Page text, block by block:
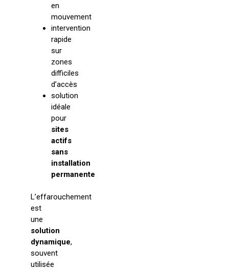
en
mouvement
intervention
rapide
sur
zones
difficiles
d’accès
solution
idéale
pour
sites
actifs
sans
installation
permanente
L’effarouchement
est
une
solution
dynamique,
souvent
utilisée